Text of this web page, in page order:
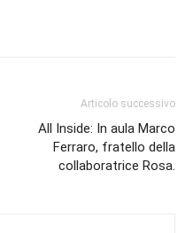
Articolo successivo
All Inside: In aula Marco
Ferraro, fratello della
collaboratrice Rosa.